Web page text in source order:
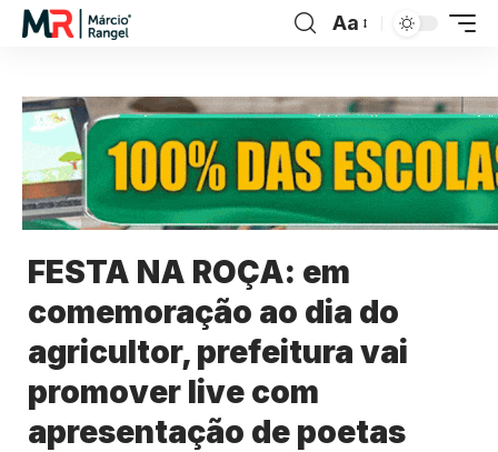
Aa
FESTA NA ROÇA: em
comemoração ao dia do
agricultor, prefeitura vai
promover live com
apresentação de poetas